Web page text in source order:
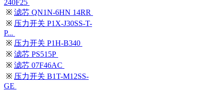
240F25
※ 滤芯 QN1N-6HN 14RR
※ 压力开关 P1X-J30SS-T-
P...
※ 压力开关 P1H-B340
※ 滤芯 PS515P
※ 滤芯 07F46AC
※ 压力开关 B1T-M12SS-
GE